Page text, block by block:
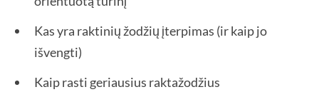
Kas yra raktinių žodžių įterpimas (ir kaip jo
išvengti)
Kaip rasti geriausius raktažodžius